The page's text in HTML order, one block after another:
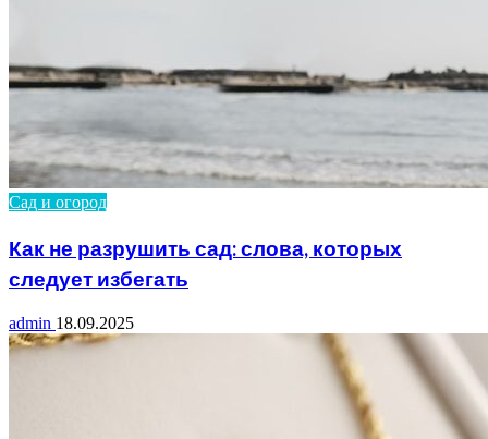
Сад и огород
Как не разрушить сад: слова, которых
следует избегать
admin 18.09.2025